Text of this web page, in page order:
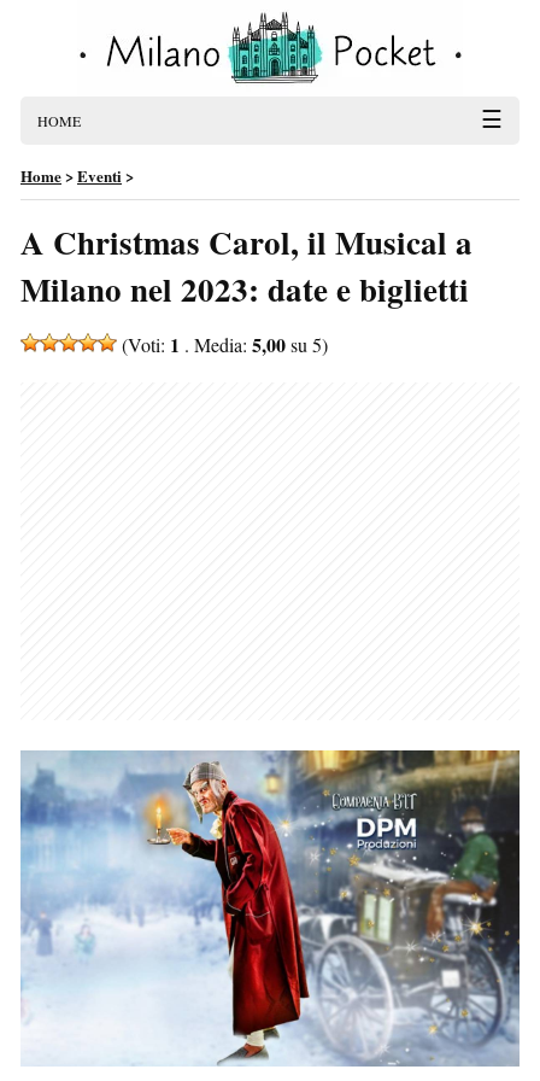
HOME ☰
Home>Eventi>
A Christmas Carol, il Musical a
Milano nel 2023: date e biglietti
(Voti: 1 . Media: 5,00su 5)